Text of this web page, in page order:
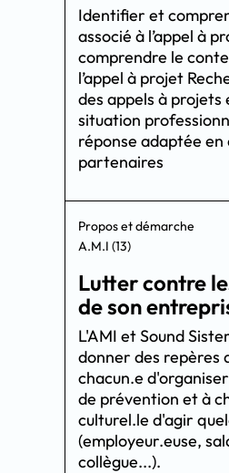
Identifier et
associé à l’appel à
comprendre le
l’appel à projet
des appels à projets
situation
réponse adaptée en
partenaires
Propos et démarche
A.M.I (13)
Lutter contre
de son
L'AMI et Sound
donner des repères
chacun.e
de prévention et à
culturel.le d'agir
(employeur.euse,
collègue...).